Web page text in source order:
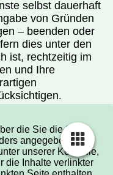
selbst dauerhaft
von Gründen
– beenden oder
dies unter den
ist, rechtzeitig im
und Ihre
.
die Sie die Site
angegeben,
unserer Kontrolle,
die Inhalte verlinkter